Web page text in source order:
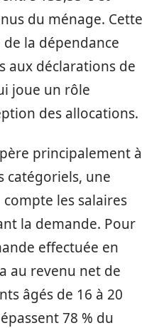
du ménage. Cette
la dépendance
aux déclarations de
joue un rôle
des allocations.
principalement à
catégoriels, une
les salaires
la demande. Pour
effectuée en
au revenu net de
âgés de 16 à 20
78 % du